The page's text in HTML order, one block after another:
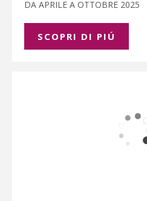
DA APRILE A OTTOBRE 2025
SCOPRI DI PIÚ